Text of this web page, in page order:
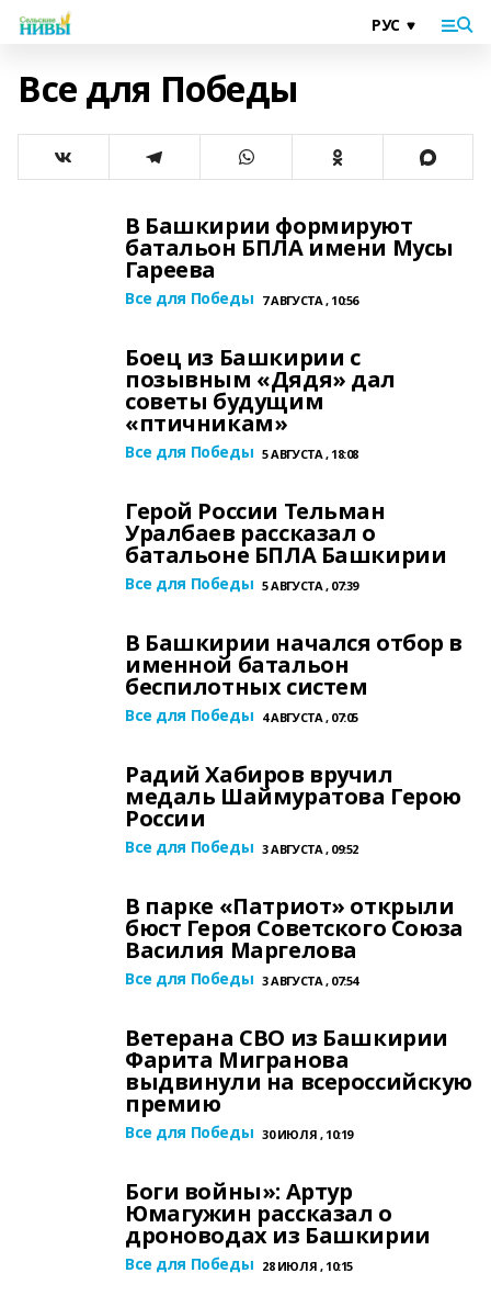
Все для Победы
В Башкирии формируют
батальон БПЛА имени Мусы
Гареева
Все для Победы 7 АВГУСТА , 10:56
Боец из Башкирии с
позывным «Дядя» дал
советы будущим
«птичникам»
Все для Победы 5 АВГУСТА , 18:08
Герой России Тельман
Уралбаев рассказал о
батальоне БПЛА Башкирии
Все для Победы 5 АВГУСТА , 07:39
В Башкирии начался отбор в
именной батальон
беспилотных систем
Все для Победы 4 АВГУСТА , 07:05
Радий Хабиров вручил
медаль Шаймуратова Герою
России
Все для Победы 3 АВГУСТА , 09:52
В парке «Патриот» открыли
бюст Героя Советского Союза
Василия Маргелова
Все для Победы 3 АВГУСТА , 07:54
Ветерана СВО из Башкирии
Фарита Мигранова
выдвинули на всероссийскую
премию
Все для Победы 30 ИЮЛЯ , 10:19
Боги войны»: Артур
Юмагужин рассказал о
дроноводах из Башкирии
Все для Победы 28 ИЮЛЯ , 10:15